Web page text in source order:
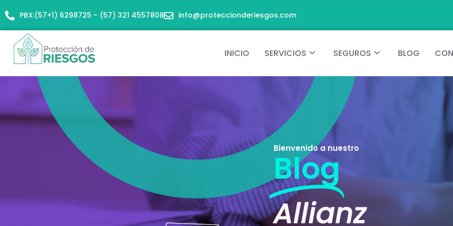
contenido
PBX:(57+1) 6298725 - (57) 321 4557808 info@proteccionderiesgos.com
INICIO SERVICIOS SEGUROS BLOG
Bienvenido a nuestro
Blog
Allianz